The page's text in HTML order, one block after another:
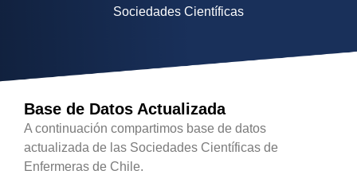
Sociedades Científicas
Base de Datos Actualizada
A continuación compartimos base de datos
actualizada de las Sociedades Científicas de
Enfermeras de Chile.